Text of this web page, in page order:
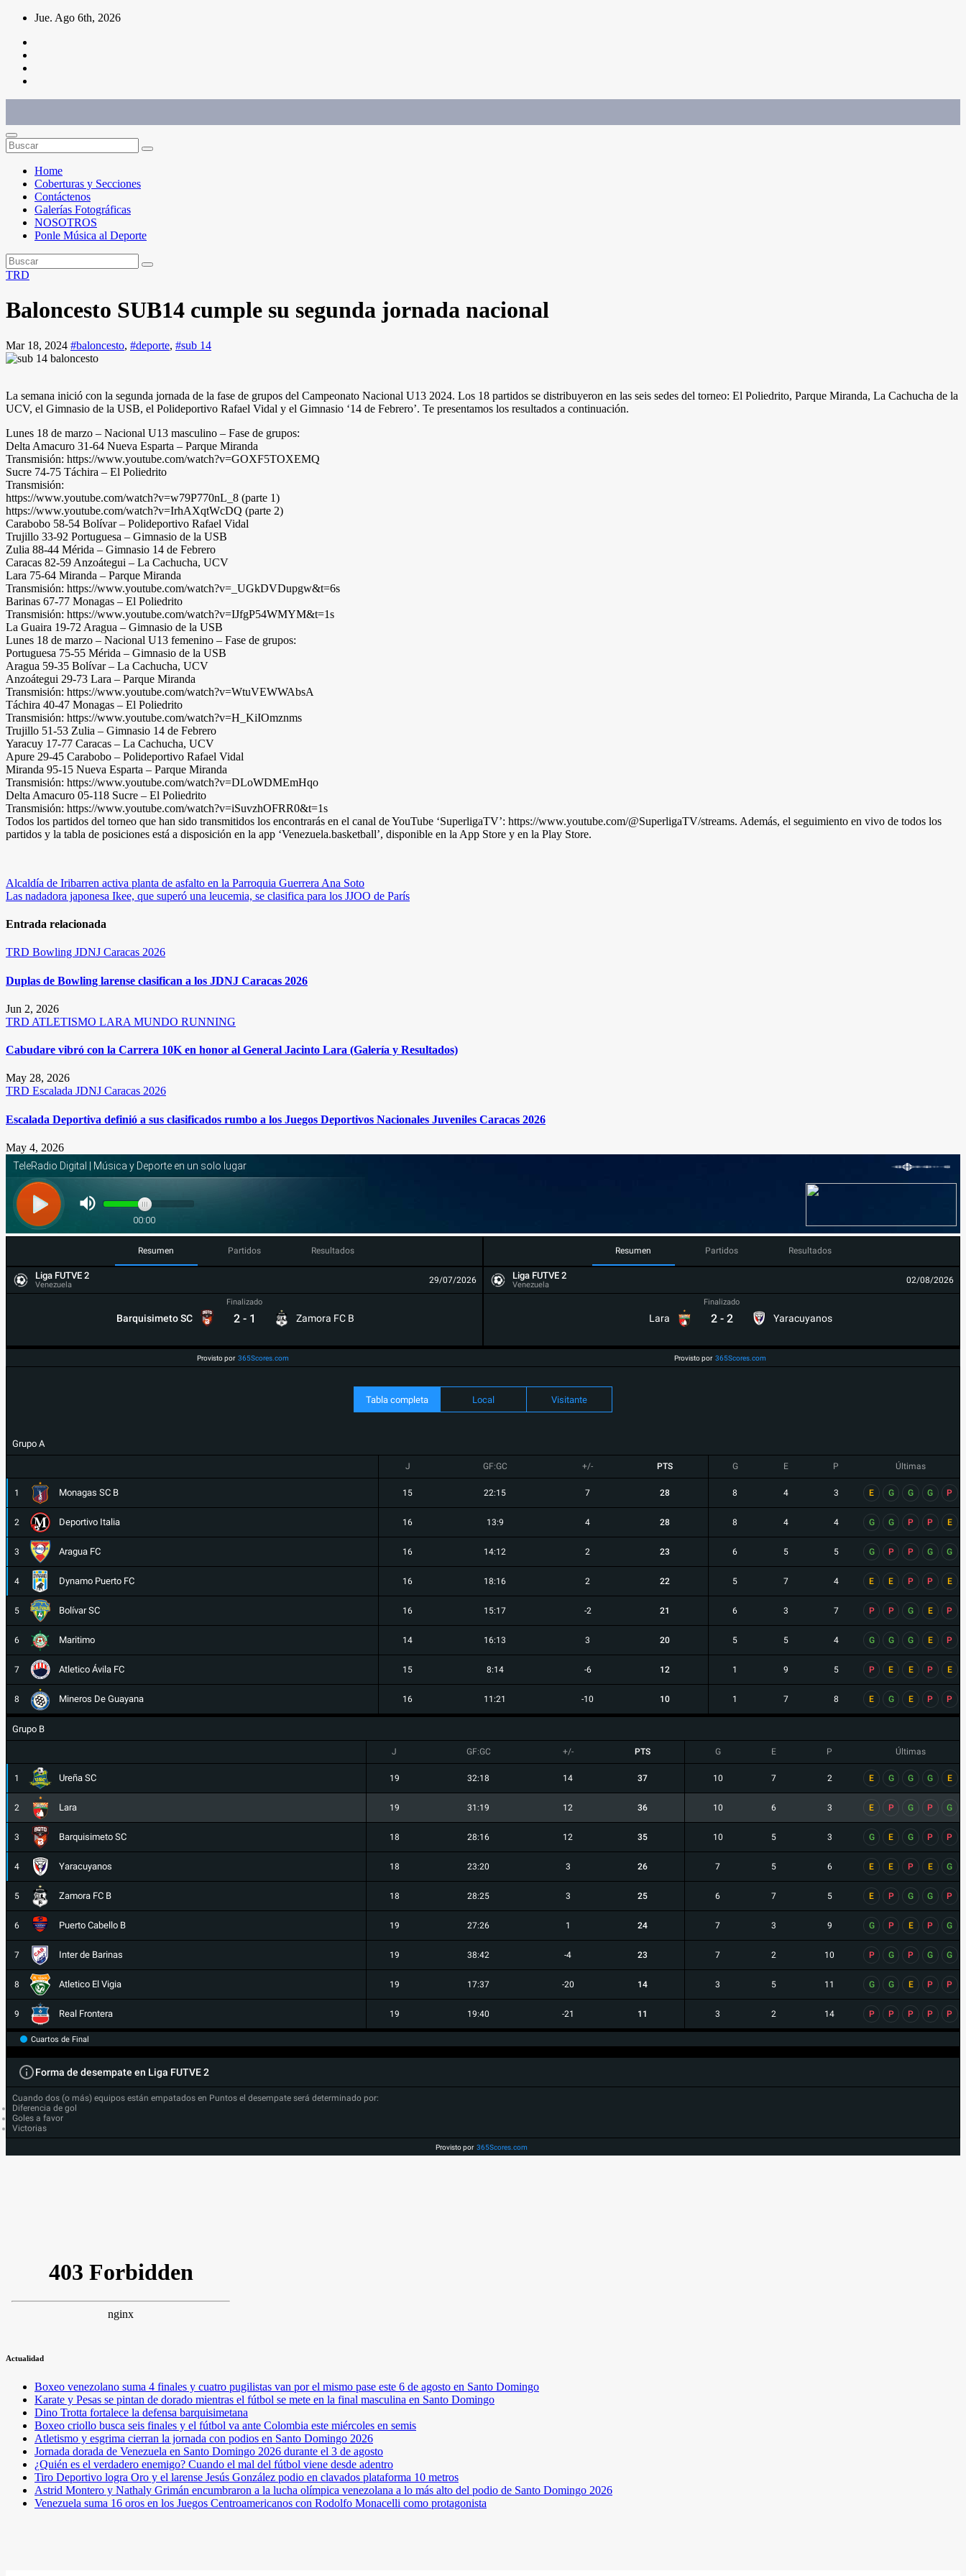
Saltar
contenido
Jue. Ago 6th, 2026
Home
Coberturas y Secciones
Contáctenos
Galerías Fotográficas
NOSOTROS
Ponle Música al Deporte
TRD
Baloncesto SUB14 cumple su segunda jornada nacional
Mar 18, 2024 #baloncesto, #deporte, #sub 14
La semana inició con la segunda jornada de la fase de grupos del Campeonato Nacional U13 2024. Los 18 partidos se distribuyeron en las seis sedes del torneo: El Poliedrito, Parque Miranda, La Cachucha de la
UCV, el Gimnasio de la USB, el Polideportivo Rafael Vidal y el Gimnasio ‘14 de Febrero’. Te presentamos los resultados a continuación.
Lunes 18 de marzo – Nacional U13 masculino – Fase de grupos:
Delta Amacuro 31-64 Nueva Esparta – Parque Miranda
Transmisión: https://www.youtube.com/watch?v=GOXF5TOXEMQ
Sucre 74-75 Táchira – El Poliedrito
Transmisión:
https://www.youtube.com/watch?v=w79P770nL_8 (parte 1)
https://www.youtube.com/watch?v=IrhAXqtWcDQ (parte 2)
Carabobo 58-54 Bolívar – Polideportivo Rafael Vidal
Trujillo 33-92 Portuguesa – Gimnasio de la USB
Zulia 88-44 Mérida – Gimnasio 14 de Febrero
Caracas 82-59 Anzoátegui – La Cachucha, UCV
Lara 75-64 Miranda – Parque Miranda
Transmisión: https://www.youtube.com/watch?v=_UGkDVDupgw&t=6s
Barinas 67-77 Monagas – El Poliedrito
Transmisión: https://www.youtube.com/watch?v=IJfgP54WMYM&t=1s
La Guaira 19-72 Aragua – Gimnasio de la USB
Lunes 18 de marzo – Nacional U13 femenino – Fase de grupos:
Portuguesa 75-55 Mérida – Gimnasio de la USB
Aragua 59-35 Bolívar – La Cachucha, UCV
Anzoátegui 29-73 Lara – Parque Miranda
Transmisión: https://www.youtube.com/watch?v=WtuVEWWAbsA
Táchira 40-47 Monagas – El Poliedrito
Transmisión: https://www.youtube.com/watch?v=H_KiIOmznms
Trujillo 51-53 Zulia – Gimnasio 14 de Febrero
Yaracuy 17-77 Caracas – La Cachucha, UCV
Apure 29-45 Carabobo – Polideportivo Rafael Vidal
Miranda 95-15 Nueva Esparta – Parque Miranda
Transmisión: https://www.youtube.com/watch?v=DLoWDMEmHqo
Delta Amacuro 05-118 Sucre – El Poliedrito
Transmisión: https://www.youtube.com/watch?v=iSuvzhOFRR0&t=1s
Todos los partidos del torneo que han sido transmitidos los encontrarás en el canal de YouTube ‘SuperligaTV’: https://www.youtube.com/@SuperligaTV/streams. Además, el seguimiento en vivo de todos los
partidos y la tabla de posiciones está a disposición en la app ‘Venezuela.basketball’, disponible en la App Store y en la Play Store.
Navegación
de
entradas
Alcaldía de Iribarren activa planta de asfalto en la Parroquia Guerrera Ana Soto
Las nadadora japonesa Ikee, que superó una leucemia, se clasifica para los JJOO de París
Entrada relacionada
TRD Bowling JDNJ Caracas 2026
Duplas de Bowling larense clasifican a los JDNJ Caracas 2026
Jun 2, 2026
TRD ATLETISMO LARA MUNDO RUNNING
Cabudare vibró con la Carrera 10K en honor al General Jacinto Lara (Galería y Resultados)
May 28, 2026
TRD Escalada JDNJ Caracas 2026
Escalada Deportiva definió a sus clasificados rumbo a los Juegos Deportivos Nacionales Juveniles Caracas 2026
May 4, 2026
Resumen Partidos Resultados
Liga FUTVE 2
Venezuela 29/07/2026
Barquisimeto SC
Finalizado
2 - 1 Zamora FC B
Provisto por 365Scores.com
Resumen Partidos Resultados
Liga FUTVE 2
Venezuela 02/08/2026
Lara
Finalizado
2 - 2 Yaracuyanos
Provisto por 365Scores.com
Tabla completa Local Visitante
Grupo A
J GF:GC +/- PTS G E P Últimas
1 Monagas SC B 15 22:15 7 28 8 4 3 E G G G P
2 Deportivo Italia 16 13:9 4 28 8 4 4 G G P P E
3 Aragua FC 16 14:12 2 23 6 5 5 G P P G G
4 Dynamo Puerto FC 16 18:16 2 22 5 7 4 E E P P E
5 Bolívar SC 16 15:17 -2 21 6 3 7 P P G E P
6 Maritimo 14 16:13 3 20 5 5 4 G G G E P
7 Atletico Ávila FC 15 8:14 -6 12 1 9 5 P E E P E
8 Mineros De Guayana 16 11:21 -10 10 1 7 8 E G E P P
Grupo B
J GF:GC +/- PTS G E P Últimas
1 Ureña SC 19 32:18 14 37 10 7 2 E G G G E
2 Lara 19 31:19 12 36 10 6 3 E P G P G
3 Barquisimeto SC 18 28:16 12 35 10 5 3 G E G P P
4 Yaracuyanos 18 23:20 3 26 7 5 6 E E P E G
5 Zamora FC B 18 28:25 3 25 6 7 5 E P G G P
6 Puerto Cabello B 19 27:26 1 24 7 3 9 G P E P G
7 Inter de Barinas 19 38:42 -4 23 7 2 10 P G P G G
8 Atletico El Vigia 19 17:37 -20 14 3 5 11 G G E P P
9 Real Frontera 19 19:40 -21 11 3 2 14 P P P P P
Cuartos de Final
Forma de desempate en Liga FUTVE 2
Cuando dos (o más) equipos están empatados en Puntos el desempate será determinado por:
Diferencia de gol
Goles a favor
Victorias
Provisto por 365Scores.com
Actualidad
Boxeo venezolano suma 4 finales y cuatro pugilistas van por el mismo pase este 6 de agosto en Santo Domingo
Karate y Pesas se pintan de dorado mientras el fútbol se mete en la final masculina en Santo Domingo
Dino Trotta fortalece la defensa barquisimetana
Boxeo criollo busca seis finales y el fútbol va ante Colombia este miércoles en semis
Atletismo y esgrima cierran la jornada con podios en Santo Domingo 2026
Jornada dorada de Venezuela en Santo Domingo 2026 durante el 3 de agosto
¿Quién es el verdadero enemigo? Cuando el mal del fútbol viene desde adentro
Tiro Deportivo logra Oro y el larense Jesús González podio en clavados plataforma 10 metros
Astrid Montero y Nathaly Grimán encumbraron a la lucha olímpica venezolana a lo más alto del podio de Santo Domingo 2026
Venezuela suma 16 oros en los Juegos Centroamericanos con Rodolfo Monacelli como protagonista